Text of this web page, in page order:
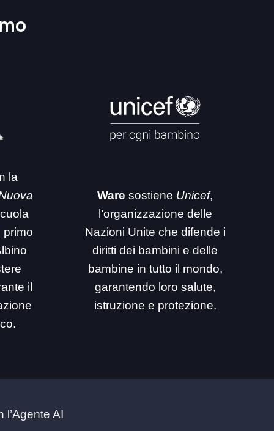
la
primo
il
Ware sostiene Unicef,
l’organizzazione delle
Nazioni Unite che difende i
diritti dei bambini e delle
bambine in tutto il mondo,
garantendo loro salute,
istruzione e protezione.
l’Agente AI